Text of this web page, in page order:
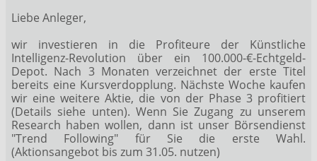
Liebe Anleger,
wir investieren in die Profiteure der Künstliche
Intelligenz-Revolution über ein 100.000-€-Echtgeld-
Depot. Nach 3 Monaten verzeichnet der erste Titel
bereits eine Kursverdopplung. Nächste Woche kaufen
wir eine weitere Aktie, die von der Phase 3 profitiert
(Details siehe unten). Wenn Sie Zugang zu unserem
Research haben wollen, dann ist unser Börsendienst
"Trend Following" für Sie die erste Wahl.
(Aktionsangebot bis zum 31.05. nutzen)